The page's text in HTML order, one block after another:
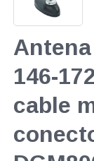
146-
cable